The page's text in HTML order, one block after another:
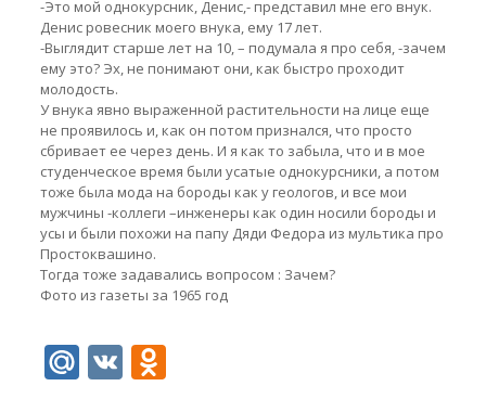
-Это мой однокурсник, Денис,- представил мне его внук.
Денис ровесник моего внука, ему 17 лет.
-Выглядит старше лет на 10, – подумала я про себя, -зачем
ему это? Эх, не понимают они, как быстро проходит
молодость.
У внука явно выраженной растительности на лице еще
не проявилось и, как он потом признался, что просто
сбривает ее через день. И я как то забыла, что и в мое
студенческое время были усатые однокурсники, а потом
тоже была мода на бороды как у геологов, и все мои
мужчины -коллеги –инженеры как один носили бороды и
усы и были похожи на папу Дяди Федора из мультика про
Простоквашино.
Тогда тоже задавались вопросом : Зачем?
Фото из газеты за 1965 год
Mail.Ru
VKOdnoklassniki